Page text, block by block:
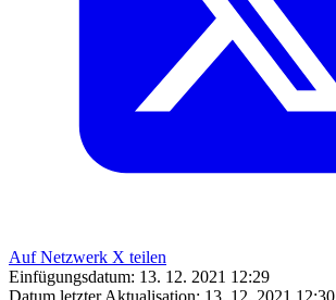
Auf Netzwerk X teilen
Einfügungsdatum: 13. 12. 2021 12:29
Datum letzter Aktualisation: 13. 12. 2021 12:30